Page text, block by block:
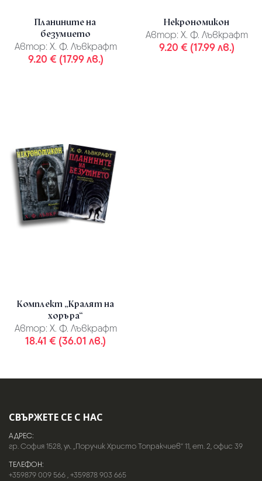
Планините на
безумието
Автор: Х. Ф. Лъвкрафт
9.20 € (17.99 лв.)
Некрономикон
Автор: Х. Ф. Лъвкрафт
9.20 € (17.99 лв.)
Комплект „Кралят на
хоръра“
Автор: Х. Ф. Лъвкрафт
18.41 € (36.01 лв.)
СВЪРЖЕТЕ СЕ С НАС
АДРЕС:
гр. София 1528, ул. „Поручик Христо Топракчиев“ 11, ет. 2, офис 39
ТЕЛЕФОН:
+359879 009 566,+359878 903 665